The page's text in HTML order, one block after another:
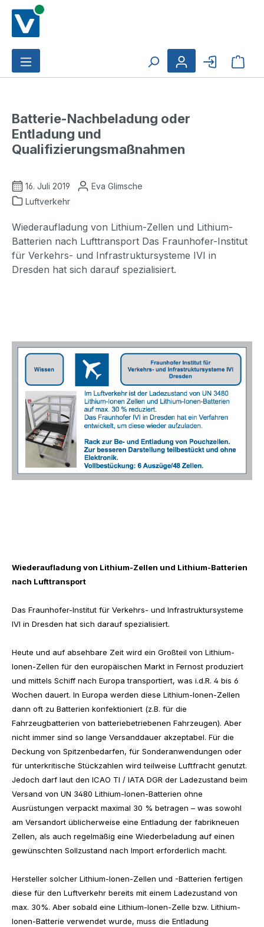
Zum Hauptinhalt springen
Batterie-Nachbeladung oder
Entladung und
Qualifizierungsmaßnahmen
16. Juli 2019
Eva Glimsche
Luftverkehr
Wiederaufladung von Lithium-Zellen und Lithium-
Batterien nach Lufttransport Das Fraunhofer-Institut
für Verkehrs- und Infrastruktursysteme IVI in
Dresden hat sich darauf spezialisiert.
Wiederaufladung von Lithium-Zellen und Lithium-Batterien
nach Lufttransport
Das Fraunhofer-Institut für Verkehrs- und Infrastruktursysteme
IVI in Dresden hat sich darauf spezialisiert.
Heute und auf absehbare Zeit wird ein Großteil von Lithium-
Ionen-Zellen für den europäischen Markt in Fernost produziert
und mittels Schiff nach Europa transportiert, was i.d.R. 4 bis 6
Wochen dauert. In Europa werden diese Lithium-Ionen-Zellen
dann oft zu Batterien konfektioniert (z.B. für die
Fahrzeugbatterien von batteriebetriebenen Fahrzeugen). Aber
nicht immer sind so lange Versanddauer akzeptabel. Für die
Deckung von Spitzenbedarfen, für Sonderanwendungen oder
für unterkritische Stückzahlen wird teilweise Luftfracht genutzt.
Jedoch darf laut den ICAO TI / IATA DGR der Ladezustand beim
Versand von UN 3480 Lithium-Ionen-Batterien ohne
Ausrüstungen verpackt maximal 30 % betragen – was sowohl
am Versandort üblicherweise eine Entladung der fabrikneuen
Zellen, als auch regelmäßig eine Wiederbeladung auf einen
gewünschten Sollzustand nach Import erforderlich macht.
Hersteller solcher Lithium-Ionen-Zellen und -Batterien fertigen
diese für den Luftverkehr bereits mit einem Ladezustand von
max. 30%. Aber sobald eine Lithium-Ionen-Zelle bzw. Lithium-
Ionen-Batterie verwendet wurde, muss die Entladung